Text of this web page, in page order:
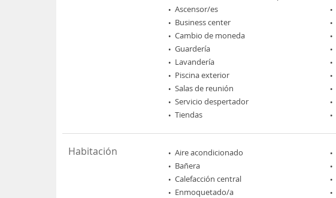
Ascensor/es
Business center
Cambio de moneda
Guardería
Lavandería
Piscina exterior
Salas de reunión
Servicio despertador
Tiendas
Habitación Aire acondicionado
Bañera
Calefacción central
Enmoquetado/a